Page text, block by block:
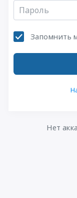
Запомнить
Нет